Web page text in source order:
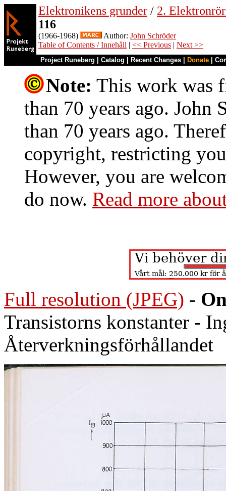
Elektronikens grunder / 2.
116
(1966-1968) Author: John Schröder
Table of Contents / Innehåll | << Previous | Next >>
Project Runeberg Catalog Recent Changes Donate
Note: This work was
than 70 years ago. John
than 70 years ago.
copyright, restricting
However, you are
do now. Read more
Full resolution (JPEG) -
Transistorns konstanter -
Återverkningsförhållandet